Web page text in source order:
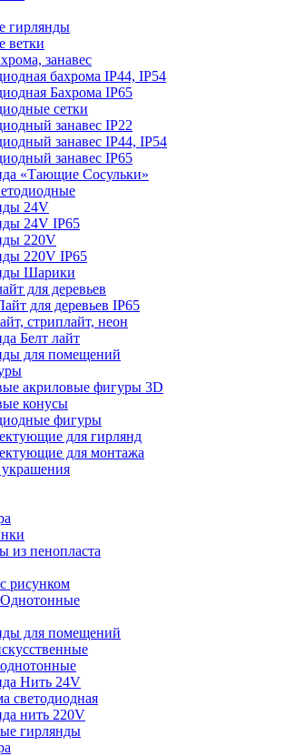
гирлянды
ветки
занавес
бахрома IP44, IP54
Бахрома IP65
сетки
занавес IP22
занавес IP44, IP54
занавес IP65
«Тающие Сосульки»
24V
24V IP65
220V
220V IP65
Шарики
для деревьев
для деревьев IP65
стриплайт, неон
Белт лайт
для помещений
акриловые фигуры 3D
конусы
фигуры
для гирлянд
для монтажа
из пенопласта
рисунком
для помещений
Нить 24V
светодиодная
нить 220V
гирлянды